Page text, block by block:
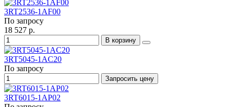
3RT2536-1AF00
По запросу
18 527 р.
В корзину
3RT5045-1AC20
По запросу
Запросить цену
3RT6015-1AP02